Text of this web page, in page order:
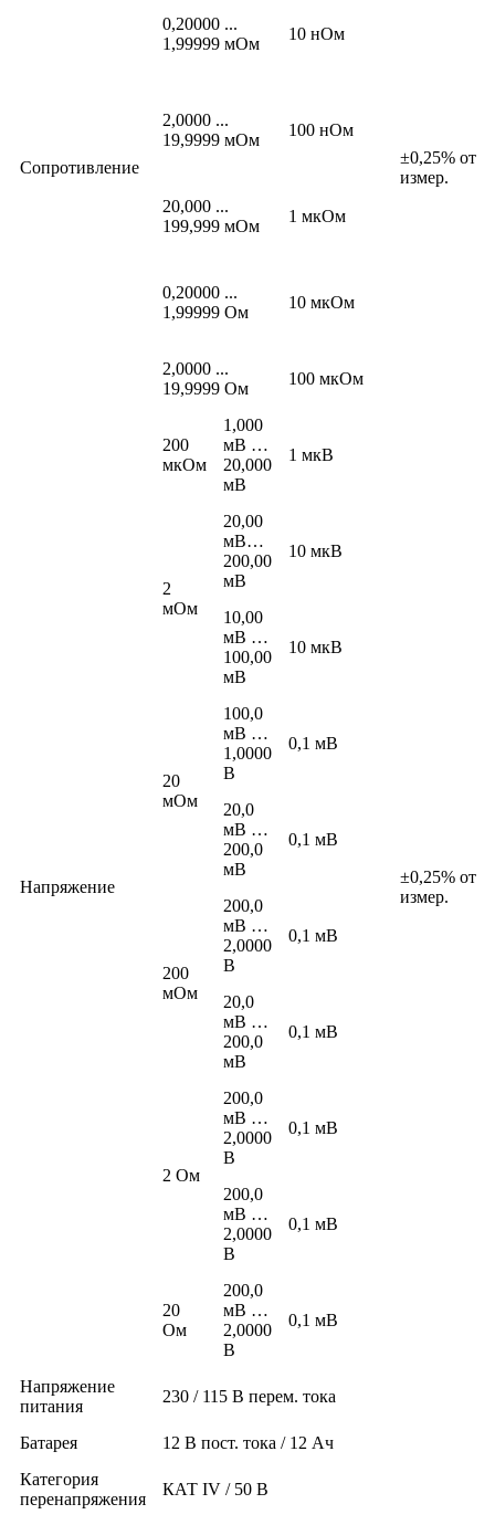
Сопротивление
±0,25% от
измер.
0,20000 ...
1,99999 мОм
10 нОм
2,0000 ...
19,9999 мОм
100 нОм
20,000 ...
199,999 мОм
1 мкОм
0,20000 ...
1,99999 Ом
10 мкОм
2,0000 ...
19,9999 Ом
100 мкОм
Напряжение
200
мкОм
1,000
мВ …
20,000
мВ
1 мкВ
±0,25% от
измер.
2
мОм
20,00
мВ…
200,00
мВ
10 мкВ
10,00
мВ …
100,00
мВ
10 мкВ
20
мОм
100,0
мВ …
1,0000
В
0,1 мВ
20,0
мВ …
200,0
мВ
0,1 мВ
200
мОм
200,0
мВ …
2,0000
В
0,1 мВ
20,0
мВ …
200,0
мВ
0,1 мВ
2 Ом
200,0
мВ …
2,0000
В
0,1 мВ
200,0
мВ …
2,0000
В
0,1 мВ
20
Ом
200,0
мВ …
2,0000
В
0,1 мВ
Напряжение
питания
230 / 115 В перем. тока
Батарея
12 В пост. тока / 12 Ач
Категория
перенапряжения
КАТ IV / 50 В